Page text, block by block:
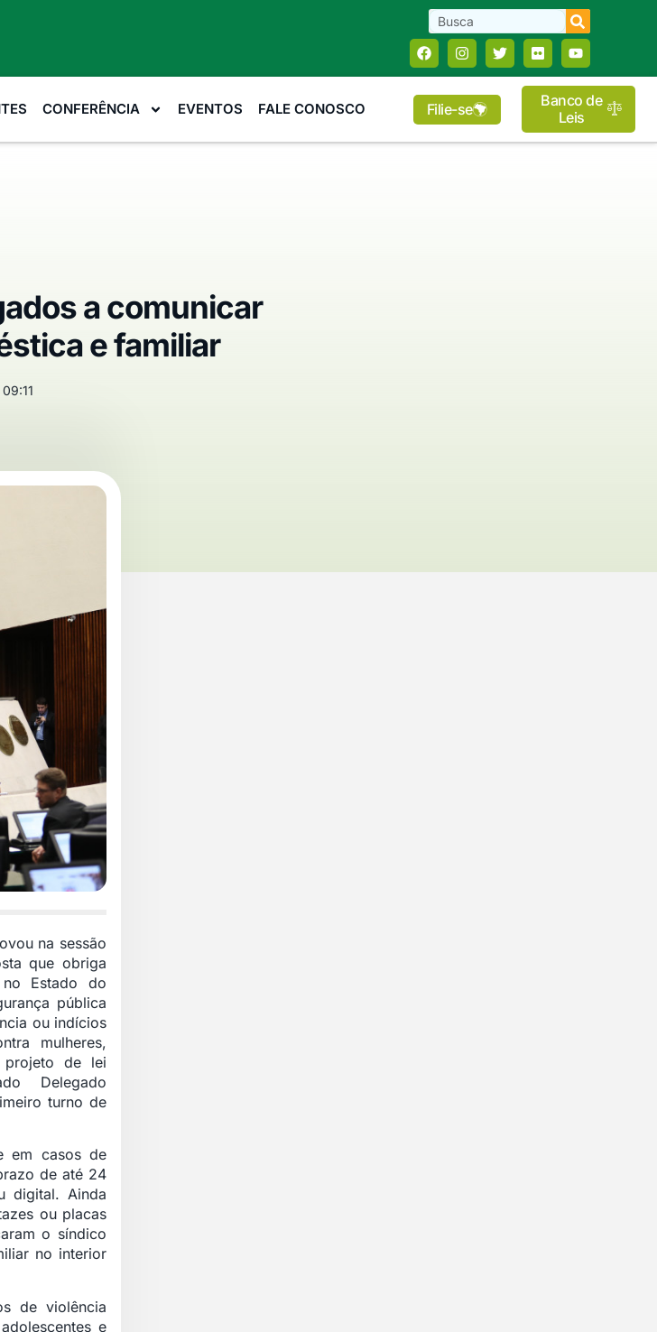
CONFERÊNCIA EVENTOS FALE CONOSCO Filie-se
Banco de
Leis
a comunicar
e familiar
09:11
na sessão
que obriga
no Estado do
pública
ou indícios
mulheres,
projeto de lei
Delegado
turno de
em casos de
de até 24
digital. Ainda
ou placas
o síndico
no interior
de violência
e